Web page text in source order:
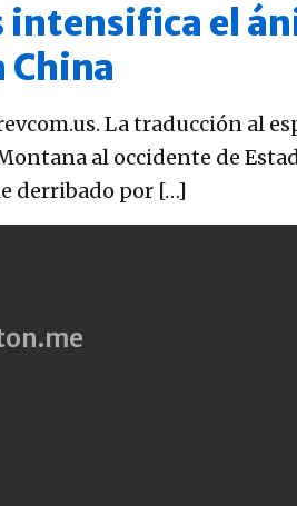
intensifica el
La traducción al
al occidente de
derribado por […]